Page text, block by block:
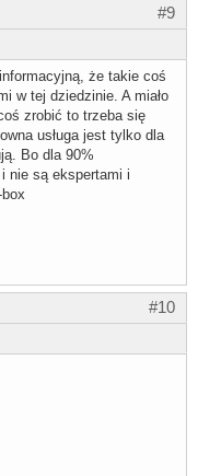
#9
że takie coś
w tej dziedzinie. A miało
zrobić to trzeba się
usługa jest tylko dla
Bo dla 90%
nie są ekspertami i
#10